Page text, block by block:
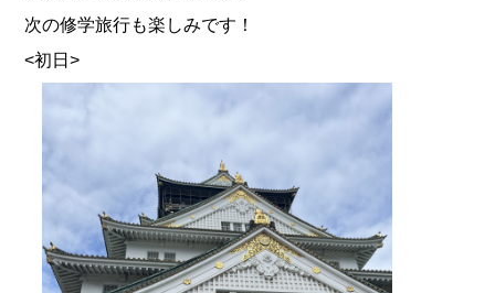
次の修学旅行も楽しみです！
<初日>